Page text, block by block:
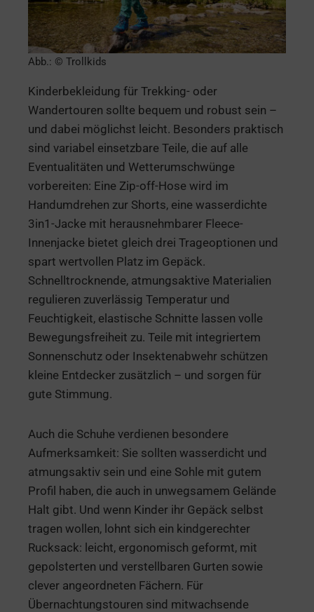
Abb.: © Trollkids
Kinderbekleidung für Trekking- oder
Wandertouren sollte bequem und robust sein –
und dabei möglichst leicht. Besonders praktisch
sind variabel einsetzbare Teile, die auf alle
Eventualitäten und Wetterumschwünge
vorbereiten: Eine Zip-off-Hose wird im
Handumdrehen zur Shorts, eine wasserdichte
3in1-Jacke mit herausnehmbarer Fleece-
Innenjacke bietet gleich drei Trageoptionen und
spart wertvollen Platz im Gepäck.
Schnelltrocknende, atmungsaktive Materialien
regulieren zuverlässig Temperatur und
Feuchtigkeit, elastische Schnitte lassen volle
Bewegungsfreiheit zu. Teile mit integriertem
Sonnenschutz oder Insektenabwehr schützen
kleine Entdecker zusätzlich – und sorgen für
gute Stimmung.
Auch die Schuhe verdienen besondere
Aufmerksamkeit: Sie sollten wasserdicht und
atmungsaktiv sein und eine Sohle mit gutem
Profil haben, die auch in unwegsamem Gelände
Halt gibt. Und wenn Kinder ihr Gepäck selbst
tragen wollen, lohnt sich ein kindgerechter
Rucksack: leicht, ergonomisch geformt, mit
gepolsterten und verstellbaren Gurten sowie
clever angeordneten Fächern. Für
Übernachtungstouren sind mitwachsende